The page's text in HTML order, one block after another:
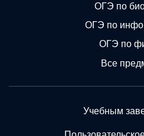
ОГЭ по
ОГЭ по
ОГЭ по
Все
Учебным